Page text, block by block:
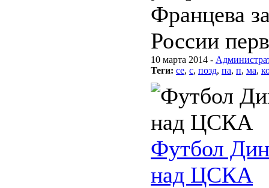
Францева
России
10 марта 2014 -
Теги: се, с, позд, па, п, ма,
Футбол
над ЦСКА